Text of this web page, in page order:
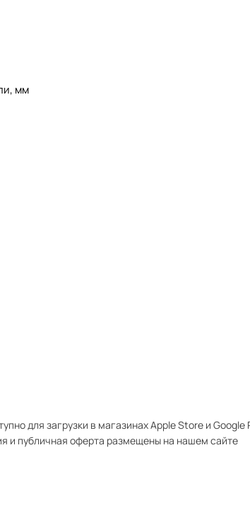
мм
для загрузки в магазинах Apple Store и Google
и публичная оферта размещены на нашем сайте